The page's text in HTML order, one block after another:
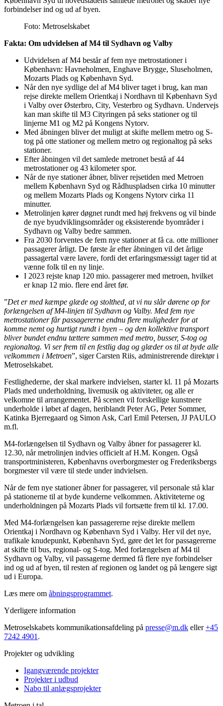
forbindelser ind og ud af byen.
Foto: Metroselskabet
Fakta: Om udvidelsen af M4 til Sydhavn og Valby
Udvidelsen af M4 består af fem nye metrostationer i
København: Havneholmen, Enghave Brygge, Sluseholmen,
Mozarts Plads og København Syd.
Når den nye sydlige del af M4 bliver taget i brug, kan man
rejse direkte mellem Orientkaj i Nordhavn til København Syd
i Valby over Østerbro, City, Vesterbro og Sydhavn. Undervejs
kan man skifte til M3 Cityringen på seks stationer og til
linjerne M1 og M2 på Kongens Nytorv.
Med åbningen bliver det muligt at skifte mellem metro og S-
tog på otte stationer og mellem metro og regionaltog på seks
stationer.
Efter åbningen vil det samlede metronet bestå af 44
metrostationer og 43 kilometer spor.
Når de nye stationer åbner, bliver rejsetiden med Metroen
mellem København Syd og Rådhuspladsen cirka 10 minutter
og mellem Mozarts Plads og Kongens Nytorv cirka 11
minutter.
Metrolinjen kører døgnet rundt med høj frekvens og vil binde
de nye byudviklingsområder og eksisterende byområder i
Sydhavn og Valby bedre sammen.
Fra 2030 forventes de fem nye stationer at få ca. otte millioner
passagerer årligt. De første år efter åbningen vil det årlige
passagertal være lavere, fordi det erfaringsmæssigt tager tid at
vænne folk til en ny linje.
I 2023 rejste knap 120 mio. passagerer med metroen, hvilket
er knap 12 mio. flere end året før.
”Det er med kæmpe glæde og stolthed, at vi nu slår dørene op for
forlængelsen af M4-linjen til Sydhavn og Valby. Med fem nye
metrostationer får passagererne endnu flere muligheder for at
komme nemt og hurtigt rundt i byen – og den kollektive transport
bliver bundet endnu tættere sammen med metro, busser, S-tog og
regionaltog. Vi ser frem til en festlig dag og glæder os til at byde alle
velkommen i Metroen”, siger Carsten Riis, administrerende direktør i
Metroselskabet.
Festlighederne, der skal markere indvielsen, starter kl. 11 på Mozarts
Plads med underholdning, livemusik og aktiviteter, og alle er
velkomne til arrangementet. På scenen vil forskellige kunstnere
underholde i løbet af dagen, heriblandt Peter AG, Peter Sommer,
Katinka Bjerregaard og Simon Ask, Carl Emil Petersen, JJ PAULO
m.fl.
M4-forlængelsen til Sydhavn og Valby åbner for passagerer kl.
12.30, når metrolinjen indvies officielt af H.M. Kongen. Også
transportministeren, Københavns overborgmester og Frederiksbergs
borgmester vil være til stede under indvielsen.
Når de fem nye stationer åbner for passagerer, vil personale stå klar
på stationerne til at byde kunderne velkommen. Aktiviteterne og
underholdningen på Mozarts Plads vil fortsætte frem til kl. 17.00.
Med M4-forlængelsen kan passagererne rejse direkte mellem
Orientkaj i Nordhavn og København Syd i Valby. Her vil det nye,
trafikale knudepunkt, København Syd, gøre det let for passagererne
at skifte til bus, regional- og S-tog. Med forlængelsen af M4 til
Sydhavn og Valby, vil passagerne dermed få flere nye forbindelser
ind og ud af byen, til resten af regionen og landet og på længere sigt
ud i Europa.
Læs mere om åbningsprogrammet.
Yderligere information
Metroselskabets kommunikationsafdeling på presse@m.dk eller+45
7242 4901 .
Projekter og udvikling
Igangværende projekter
Projekter i udbud
Nabo til anlægsprojekter